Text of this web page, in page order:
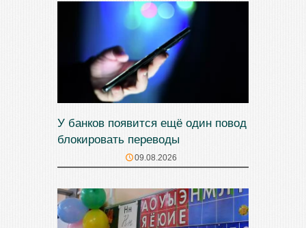
У банков появится ещё один повод
блокировать переводы
09.08.2026